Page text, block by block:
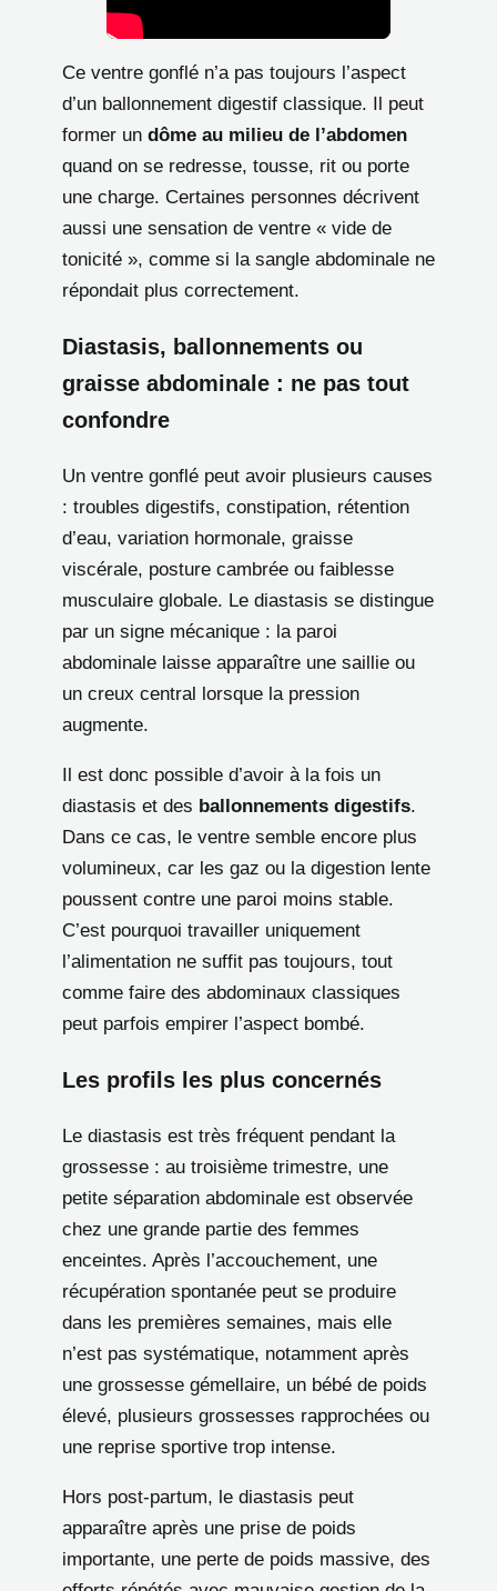
Ce ventre gonflé n’a pas toujours l’aspect
d’un ballonnement digestif classique. Il peut
former un dôme au milieu de l’abdomen
quand on se redresse, tousse, rit ou porte
une charge. Certaines personnes décrivent
aussi une sensation de ventre « vide de
tonicité », comme si la sangle abdominale ne
répondait plus correctement.
Diastasis, ballonnements ou
graisse abdominale : ne pas tout
confondre
Un ventre gonflé peut avoir plusieurs causes
: troubles digestifs, constipation, rétention
d’eau, variation hormonale, graisse
viscérale, posture cambrée ou faiblesse
musculaire globale. Le diastasis se distingue
par un signe mécanique : la paroi
abdominale laisse apparaître une saillie ou
un creux central lorsque la pression
augmente.
Il est donc possible d’avoir à la fois un
diastasis et des ballonnements digestifs.
Dans ce cas, le ventre semble encore plus
volumineux, car les gaz ou la digestion lente
poussent contre une paroi moins stable.
C’est pourquoi travailler uniquement
l’alimentation ne suffit pas toujours, tout
comme faire des abdominaux classiques
peut parfois empirer l’aspect bombé.
Les profils les plus concernés
Le diastasis est très fréquent pendant la
grossesse : au troisième trimestre, une
petite séparation abdominale est observée
chez une grande partie des femmes
enceintes. Après l’accouchement, une
récupération spontanée peut se produire
dans les premières semaines, mais elle
n’est pas systématique, notamment après
une grossesse gémellaire, un bébé de poids
élevé, plusieurs grossesses rapprochées ou
une reprise sportive trop intense.
Hors post-partum, le diastasis peut
apparaître après une prise de poids
importante, une perte de poids massive, des